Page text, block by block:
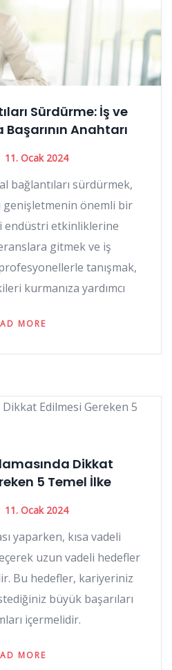
Sürdürme: İş ve
Anahtarı
11. Ocak 2024
bağlantıları sürdürmek,
genişletmenin önemli bir
endüstri etkinliklerine
gitmek ve iş
tanışmak,
kurmanıza yardımcı
MORE
Dikkat
5 Temel İlke
11. Ocak 2024
yaparken, kısa vadeli
uzun vadeli hedefler
Bu hedefler, kariyeriniz
büyük başarıları
içermelidir.
MORE